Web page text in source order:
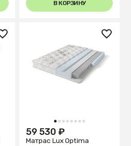
В КОРЗИНУ
1 2 3 4 5 6 7 8
59 530 ₽
Матрас Lux Optima